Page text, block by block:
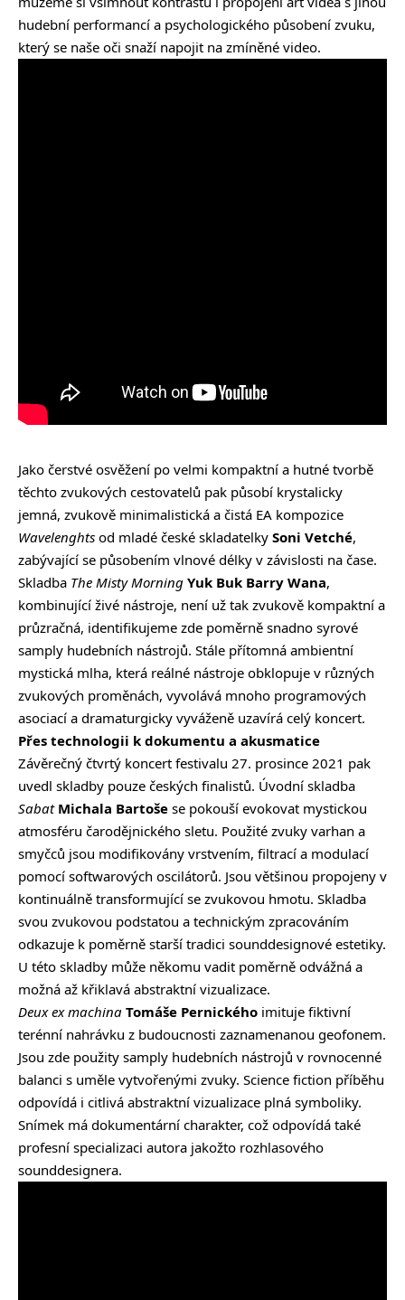
hudební performancí a psychologického působení zvuku,
který se naše oči snaží napojit na zmíněné video.
Jako čerstvé osvěžení po velmi kompaktní a hutné tvorbě
těchto zvukových cestovatelů pak působí krystalicky
jemná, zvukově minimalistická a čistá EA kompozice
Wavelenghts od mladé české skladatelky Soni Vetché,
zabývající se působením vlnové délky v závislosti na čase.
Skladba The Misty Morning Yuk Buk Barry Wana,
kombinující živé nástroje, není už tak zvukově kompaktní a
průzračná, identifikujeme zde poměrně snadno syrové
samply hudebních nástrojů. Stále přítomná ambientní
mystická mlha, která reálné nástroje obklopuje v různých
zvukových proměnách, vyvolává mnoho programových
asociací a dramaturgicky vyváženě uzavírá celý koncert.
Přes technologii k dokumentu a akusmatice
Závěrečný čtvrtý koncert festivalu 27. prosince 2021 pak
uvedl skladby pouze českých finalistů. Úvodní skladba
Sabat Michala Bartoše se pokouší evokovat mystickou
atmosféru čarodějnického sletu. Použité zvuky varhan a
smyčců jsou modifikovány vrstvením, filtrací a modulací
pomocí softwarových oscilátorů. Jsou většinou propojeny v
kontinuálně transformující se zvukovou hmotu. Skladba
svou zvukovou podstatou a technickým zpracováním
odkazuje k poměrně starší tradici sounddesignové estetiky.
U této skladby může někomu vadit poměrně odvážná a
možná až křiklavá abstraktní vizualizace.
Deux ex machina Tomáše Pernického imituje fiktivní
terénní nahrávku z budoucnosti zaznamenanou geofonem.
Jsou zde použity samply hudebních nástrojů v rovnocenné
balanci s uměle vytvořenými zvuky. Science fiction příběhu
odpovídá i citlivá abstraktní vizualizace plná symboliky.
Snímek má dokumentární charakter, což odpovídá také
profesní specializaci autora jakožto rozhlasového
sounddesignera.